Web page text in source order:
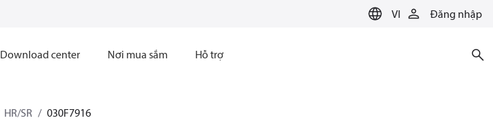
VI Đăng nhập
Download center Nơi mua sắm Hỗ trợ
HR/SR 030F7916